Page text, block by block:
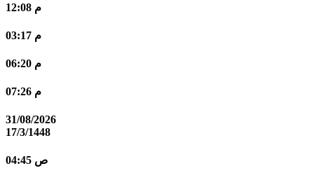
12:08 م
03:17 م
06:20 م
07:26 م
31/08/2026
17/3/1448
04:45 ص